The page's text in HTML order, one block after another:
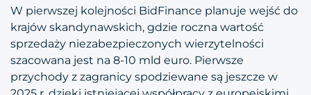
W pierwszej kolejności BidFinance planuje wejść do
krajów skandynawskich, gdzie roczna wartość
sprzedaży niezabezpieczonych wierzytelności
szacowana jest na 8-10 mld euro. Pierwsze
przychody z zagranicy spodziewane są jeszcze w